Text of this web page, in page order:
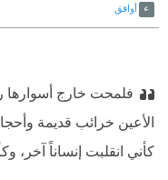
أوافق
فلمحت خارج أسوارها
الأعين خرائب قديمة
كأني انقلبت إنساناً آخر،